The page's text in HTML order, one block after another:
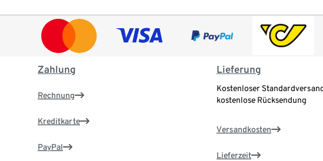
Zahlung
Rechnung
Kreditkarte
PayPal
Lieferung
Kostenloser
kostenlose Rücksendung
Versandkosten
Lieferzeit